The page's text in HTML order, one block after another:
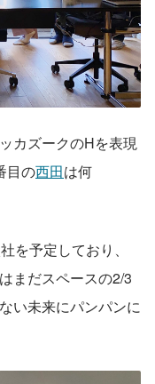
カズークのHを表現
目の西田は何
を予定しており、
まだスペースの2/3
い未来にパンパンに